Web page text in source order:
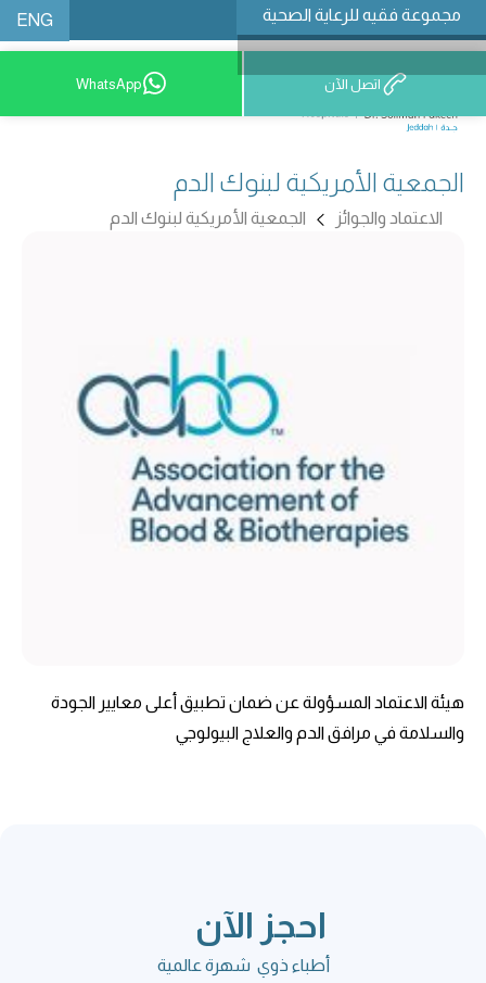
مجموعة فقيه للرعاية الصحية ENG
9200 12777 اتصل الآن WhatsApp
الجمعية الأمريكية لبنوك الدم
الاعتماد والجوائز الجمعية الأمريكية لبنوك الدم
هيئة الاعتماد المسؤولة عن ضمان تطبيق أعلى معايير الجودة
والسلامة في مرافق الدم والعلاج البيولوجي
احجز الآن
أطباء ذوي شهرة عالمية